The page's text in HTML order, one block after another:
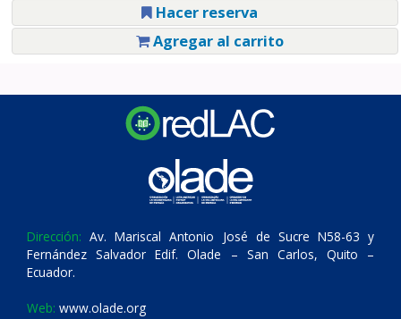
Hacer reserva
Agregar al carrito
Dirección: Av. Mariscal Antonio José de Sucre N58-63 y
Fernández Salvador Edif. Olade – San Carlos, Quito –
Ecuador.
Web: www.olade.org